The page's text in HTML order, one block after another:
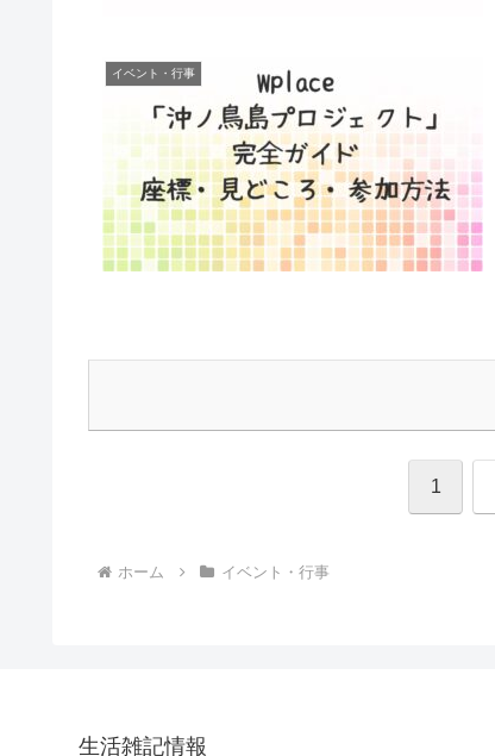
イベント・行事
1
ホーム イベント・行事
生活雑記情報